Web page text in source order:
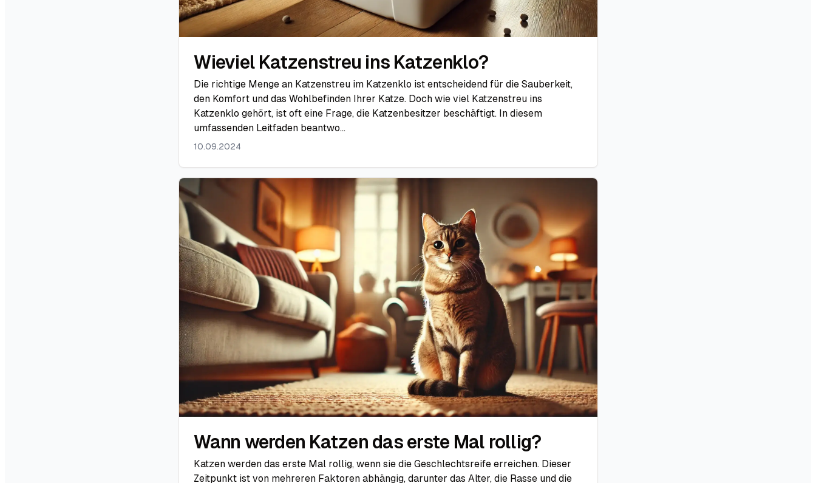
Wieviel Katzenstreu ins Katzenklo?
Die richtige Menge an Katzenstreu im Katzenklo ist entscheidend für die Sauberkeit,
den Komfort und das Wohlbefinden Ihrer Katze. Doch wie viel Katzenstreu ins
Katzenklo gehört, ist oft eine Frage, die Katzenbesitzer beschäftigt. In diesem
umfassenden Leitfaden beantwo...
10.09.2024
Wann werden Katzen das erste Mal rollig?
Katzen werden das erste Mal rollig, wenn sie die Geschlechtsreife erreichen. Dieser
Zeitpunkt ist von mehreren Faktoren abhängig, darunter das Alter, die Rasse und die